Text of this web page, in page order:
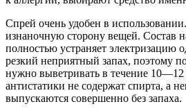
Спрей очень удобен в
изнаночную сторону вещей. Состав
полностью устраняет электризацию
резкий неприятный запах, поэтому
нужно выветривать в течение
антистатики не содержат спирта, а
выпускаются совершенно без запаха.